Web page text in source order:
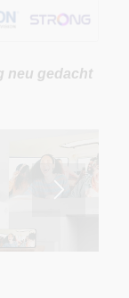
neu gedacht
4